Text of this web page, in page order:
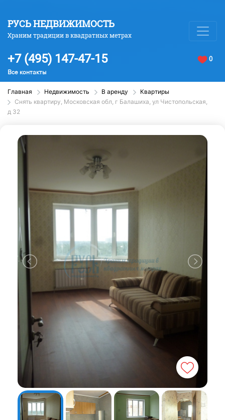
РУСЬ НЕДВИЖИМОСТЬ
Храним традиции в квадратных метрах
+7 (495) 147-47-15
Все контакты
0
Главная Недвижимость В аренду
Квартиры
Снять квартиру, Московская обл, г Балашиха, ул Чистопольская,
д 32